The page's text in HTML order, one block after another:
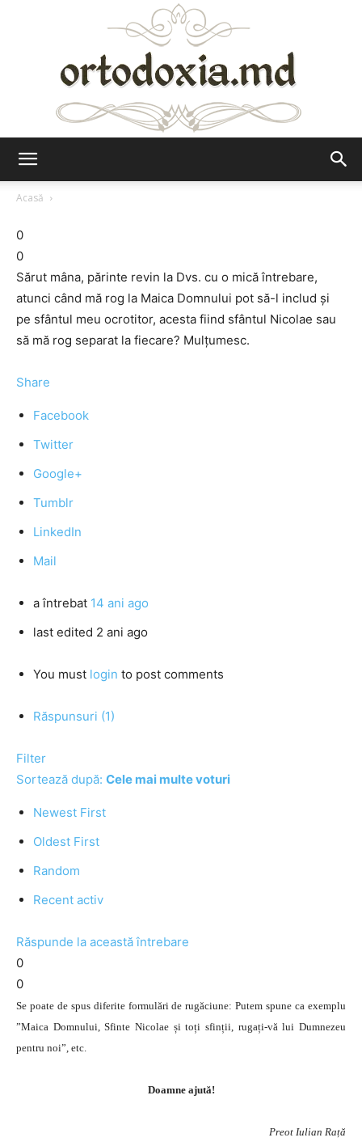
Acasă
0
0
Sărut mâna, părinte revin la Dvs. cu o mică întrebare,
atunci când mă rog la Maica Domnului pot să-l includ şi
pe sfântul meu ocrotitor, acesta fiind sfântul Nicolae sau
să mă rog separat la fiecare? Mulţumesc.
Share
Facebook
Twitter
Google+
Tumblr
LinkedIn
Mail
a întrebat 14 ani ago
last edited 2 ani ago
You must login to post comments
Răspunsuri (1)
Filter
Sortează după: Cele mai multe voturi
Newest First
Oldest First
Random
Recent activ
Răspunde la această întrebare
0
0
Se poate de spus diferite formulări de rugăciune: Putem spune ca exemplu
”Maica Domnului, Sfinte Nicolae și toți sfinții, rugați-vă lui Dumnezeu
pentru noi”, etc.
Doamne ajută!
Preot Iulian Rață